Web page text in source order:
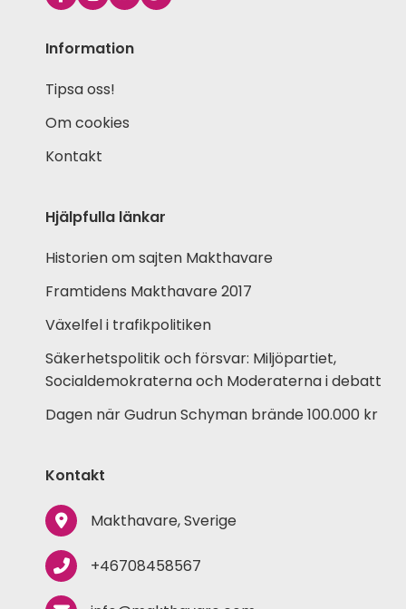
Information
Tipsa oss!
Om cookies
Kontakt
Hjälpfulla länkar
Historien om sajten Makthavare
Framtidens Makthavare 2017
Växelfel i trafikpolitiken
Säkerhetspolitik och försvar: Miljöpartiet,
Socialdemokraterna och Moderaterna i debatt
Dagen när Gudrun Schyman brände 100.000 kr
Kontakt
Makthavare, Sverige
+46708458567